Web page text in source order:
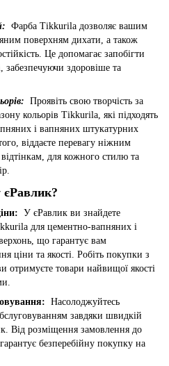
Фарба Tikkurila дозволяє вашим
поверхням дихати, а також
Це допомагає запобігти
забезпечуючи здоровіше та
Проявіть свою творчість за
кольорів Tikkurila, які підходять
і вапняних штукатурних
віддаєте перевагу ніжним
для кожного стилю та
У єРавлик ви знайдете
для цементно-вапняних і
що гарантує вам
ціни та якості. Робіть покупки з
отримуєте товари найвищої якості
Насолоджуйтесь
завдяки швидкій
Від розміщення замовлення до
безперебійну покупку на